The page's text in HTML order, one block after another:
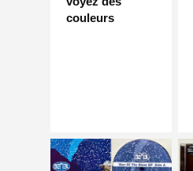
couleurs